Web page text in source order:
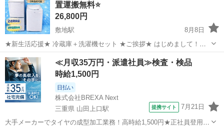
置運搬無料⭐️
26,800円
敷地駅
8月8日
★新生活応援★ 冷蔵庫＋洗濯機セット ★ご挨拶★ はじめまして！
【冷蔵庫・洗濯機セット専門店】です！ 年間 3000台以上販売実績 の
ある人気セットです。 新生活を始める ・学生さん ・社会人 ・単身赴
任 ・カッ...
静岡 磐田市 敷地駅 キッチン家電 新生活
≪月収35万円・派遣社員≫検査・検品
時給1,500円
日払い
株式会社BREXA Next
三重県 山田上口駅
提携サイト 7月21日
大手メーカーでタイヤの成型加工業務！高時給1,500円★正社員登用制